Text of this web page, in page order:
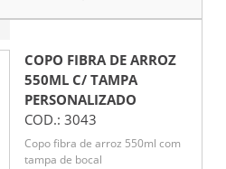
COPO FIBRA DE ARROZ
550ML C/ TAMPA
PERSONALIZADO
COD.: 3043
Copo fibra de arroz 550ml com
tampa de bocal